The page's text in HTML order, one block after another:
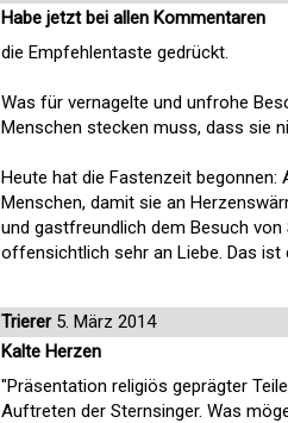
Habe jetzt bei allen Kommentaren
die Empfehlentaste gedrückt.
Was für vernagelte und unfrohe
Menschen stecken muss, dass sie
Heute hat die Fastenzeit
Menschen, damit sie an
und gastfreundlich dem Besuch
offensichtlich sehr an Liebe. Das ist
Trierer5. März 2014
Kalte Herzen
"Präsentation religiös geprägter
Auftreten der Sternsinger. Was